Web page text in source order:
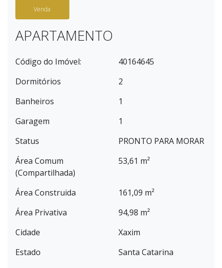
Venda
APARTAMENTO
Código do Imóvel:
40164645
Dormitórios
2
Banheiros
1
Garagem
1
Status
PRONTO PARA MORAR
Área Comum
(Compartilhada)
53,61 m²
Área Construida
161,09 m²
Área Privativa
94,98 m²
Cidade
Xaxim
Estado
Santa Catarina